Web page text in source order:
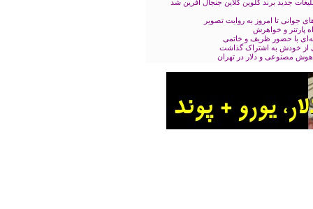
جدید برند کلوین کلاین جنجال آفرین شد
پارتنر و خواهرش
با حضور ظریف و خاتمی
از خودش به اشتراک گذاشت
مصنوعی و دلار در تهران